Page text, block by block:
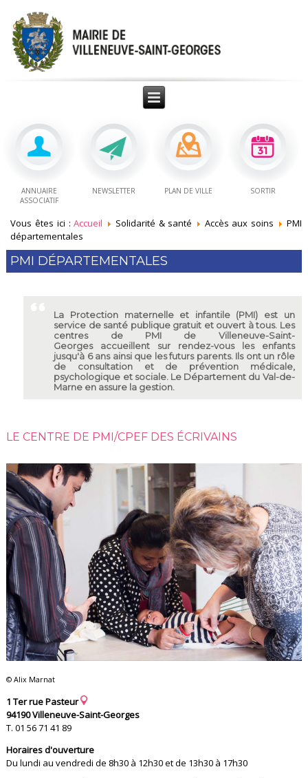
ANNUAIRE
ASSOCIATIF
NEWSLETTER PLAN DE VILLE SORTIR
Vous êtes ici :Accueil Solidarité & santé Accès aux soins
PMI
départementales
PMI DÉPARTEMENTALES
La Protection maternelle et infantile (PMI) est un
service de santé publique gratuit et ouvert à tous. Les
centres de PMI de Villeneuve-Saint-
Georges accueillent sur rendez-vous les enfants
jusqu'à 6 ans ainsi que les futurs parents. Ils ont un rôle
de consultation et de prévention médicale,
psychologique et sociale. Le Département du Val-de-
Marne en assure la gestion.
LE CENTRE DE PMI/CPEF DES ÉCRIVAINS
© Alix Marnat
1 Ter rue Pasteur
94190 Villeneuve-Saint-Georges
T. 01 56 71 41 89
Horaires d'ouverture
Du lundi au vendredi de 8h30 à 12h30 et de 13h30 à 17h30